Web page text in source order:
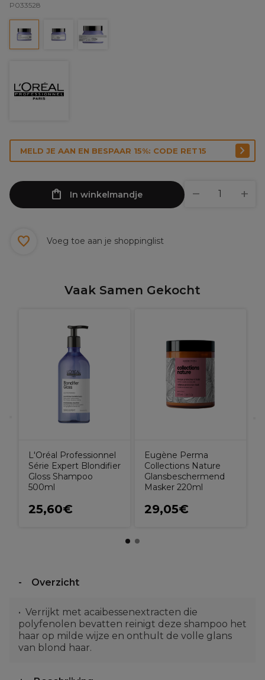
P033528
MELD JE AAN EN BESPAAR 15%: CODE RET15
In winkelmandje
Voeg toe aan je shoppinglist
Vaak Samen Gekocht
L'Oréal Professionnel
Série Expert Blondifier
Gloss Shampoo
500ml
25,60€
Eugène Perma
Collections Nature
Glansbeschermend
Masker 220ml
29,05€
Overzicht
Verrijkt met acaibessenextracten die
polyfenolen bevatten reinigt deze shampoo het
haar op milde wijze en onthult de volle glans
van blond haar.